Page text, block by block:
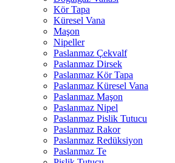
Kör Tapa
Küresel Vana
Maşon
Nipeller
Paslanmaz Çekvalf
Paslanmaz Dirsek
Paslanmaz Kör Tapa
Paslanmaz Küresel Vana
Paslanmaz Maşon
Paslanmaz Nipel
Paslanmaz Pislik Tutucu
Paslanmaz Rakor
Paslanmaz Redüksiyon
Paslanmaz Te